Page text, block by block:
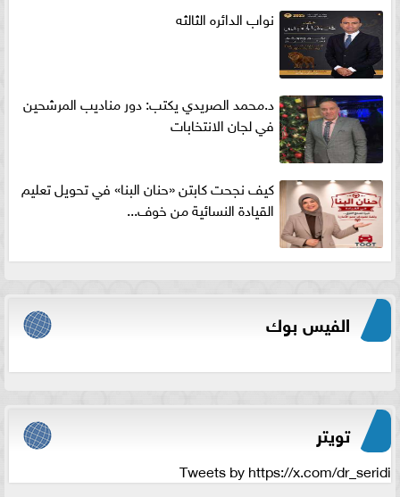
نواب الدائره الثالثه
د.محمد الصريدي يكتب: دور مناديب المرشحين
في لجان الانتخابات
كيف نجحت كابتن «حنان البنا» في تحويل تعليم
القيادة النسائية من خوف...
الفيس بوك
تويتر
Tweets by https://x.com/dr_seridi